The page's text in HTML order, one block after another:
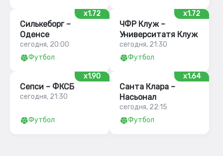
x1.72
Силькеборг –
Оденсе
сегодня, 20:00
Футбол
x1.72
ЧФР Клуж –
Университатя Клуж
сегодня, 21:30
Футбол
x1.90
Сепси – ФКСБ
сегодня, 21:30
Футбол
x1.64
Санта Клара –
Насьонал
сегодня, 22:15
Футбол